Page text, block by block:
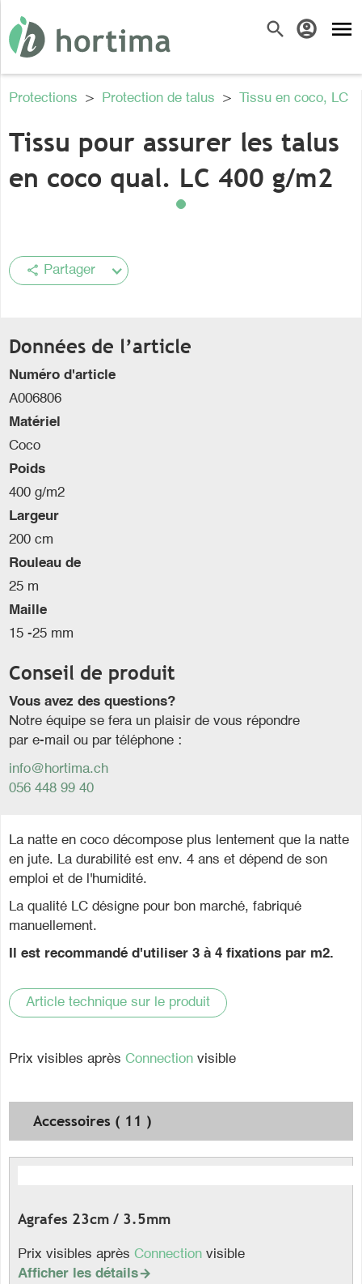
search account_circle menu
Protections > Protection de talus > Tissu en coco, LC
Tissu pour assurer les talus
en coco qual. LC 400 g/m2
share Partager
Données de l’article
Numéro d'article
A006806
Matériel
Coco
Poids
400 g/m2
Largeur
200 cm
Rouleau de
25 m
Maille
15 -25 mm
Conseil de produit
Vous avez des questions?
Notre équipe se fera un plaisir de vous répondre
par e-mail ou par téléphone :
info@hortima.ch
056 448 99 40
La natte en coco décompose plus lentement que la natte
en jute. La durabilité est env. 4 ans et dépend de son
emploi et de l'humidité.
La qualité LC désigne pour bon marché, fabriqué
manuellement.
Il est recommandé d'utiliser 3 à 4 fixations par m2.
Article technique sur le produit
Prix visibles après Connection visible
Accessoires ( 11 )
Agrafes 23cm / 3.5mm
Prix visibles après Connection visible
Afficher les détails